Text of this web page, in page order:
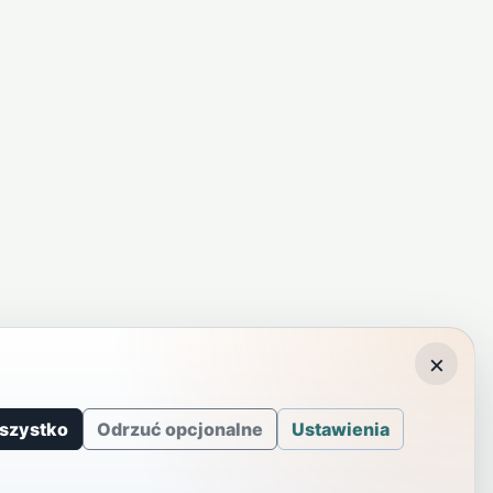
Odrzuć opcjonalne Ustawienia
×